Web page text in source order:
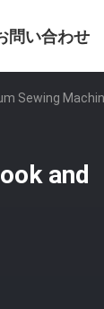
問い合わせ
Sewing
and